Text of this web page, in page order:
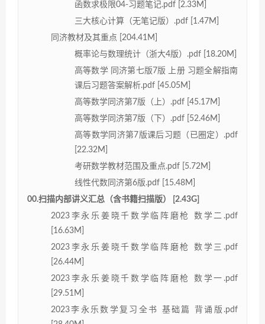
函数求极限04-习题笔记.pdf [2.33M]
三大核心计算（无笔记版）.pdf [1.47M]
同济教材及其重点 [204.41M]
概率论与数理统计（浙大4版）.pdf [18.20M]
高等数学 同济第七版7版 上册 习题全解指南
课后习题答案解析.pdf [45.05M]
高等数学同济第7版（上）.pdf [45.17M]
高等数学同济第7版（下）.pdf [52.46M]
高等数学同济第7版课后习题（已圈定）.pdf
[22.32M]
考研数学教材范围及重点.pdf [5.72M]
线性代数同济第6版.pdf [15.48M]
00.扫描内部讲义汇总（含书籍扫描版） [2.43G]
2023李永乐姜晓千数学临阵磨枪 数学二.pdf
[16.63M]
2023李永乐姜晓千数学临阵磨枪 数学三.pdf
[26.44M]
2023李永乐姜晓千数学临阵磨枪 数学一.pdf
[29.51M]
2023李永乐数学复习全书 基础篇 背诵版.pdf